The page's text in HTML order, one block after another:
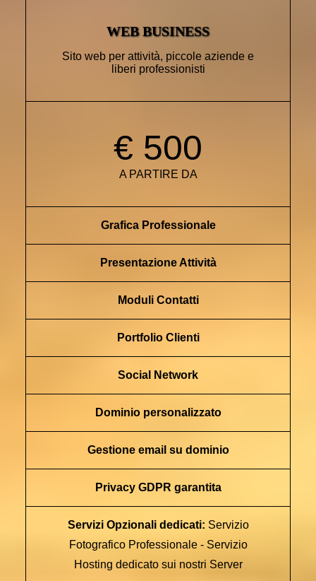
WEB BUSINESS
Sito web per attività, piccole aziende e
liberi professionisti
€ 500
A PARTIRE DA
Grafica Professionale
Presentazione Attività
Moduli Contatti
Portfolio Clienti
Social Network
Dominio personalizzato
Gestione email su dominio
Privacy GDPR garantita
Servizi Opzionali dedicati: Servizio
Fotografico Professionale - Servizio
Hosting dedicato sui nostri Server